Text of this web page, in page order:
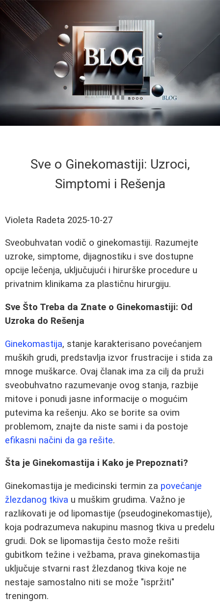
Sve o Ginekomastiji: Uzroci,
Simptomi i Rešenja
Violeta Radeta 2025-10-27
Sveobuhvatan vodič o ginekomastiji. Razumejte
uzroke, simptome, dijagnostiku i sve dostupne
opcije lečenja, uključujući i hirurške procedure u
privatnim klinikama za plastičnu hirurgiju.
Sve Što Treba da Znate o Ginekomastiji: Od
Uzroka do Rešenja
Ginekomastija, stanje karakterisano povećanjem
muških grudi, predstavlja izvor frustracije i stida za
mnoge muškarce. Ovaj članak ima za cilj da pruži
sveobuhvatno razumevanje ovog stanja, razbije
mitove i ponudi jasne informacije o mogućim
putevima ka rešenju. Ako se borite sa ovim
problemom, znajte da niste sami i da postoje
efikasni načini da ga rešite.
Šta je Ginekomastija i Kako je Prepoznati?
Ginekomastija je medicinski termin za povećanje
žlezdanog tkiva u muškim grudima. Važno je
razlikovati je od lipomastije (pseudoginekomastije),
koja podrazumeva nakupinu masnog tkiva u predelu
grudi. Dok se lipomastija često može rešiti
gubitkom težine i vežbama, prava ginekomastija
uključuje stvarni rast žlezdanog tkiva koje ne
nestaje samostalno niti se može "ispržiti"
treningom.